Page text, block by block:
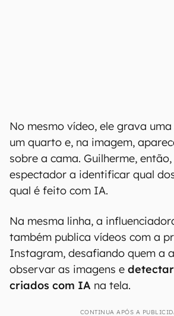
No mesmo vídeo, ele grava
um quarto e, na imagem,
sobre a cama. Guilherme,
espectador a identificar qual
qual é feito com IA.
Na mesma linha, a
também publica vídeos com a
Instagram, desafiando quem a
observar as imagens e
criados com IA na tela.
CONTINUA APÓS A